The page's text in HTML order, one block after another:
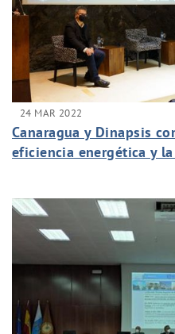
24 MAR 2022
Canaragua y Dinapsis
eficiencia energética y